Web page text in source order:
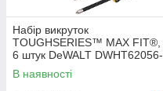
Набір викруток
TOUGHSERIES™ MAX FIT®,
6 штук DeWALT DWHT62056-
0
В наявності